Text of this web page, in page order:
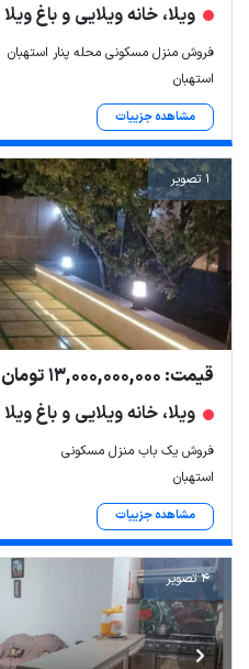
ویلا، خانه ویلایی و باغ ویلا
فروش منزل مسکونی محله پنار استهبان
استهبان
مشاهده جزییات
1 تصویر
قیمت: 13,000,000,000 تومان
ویلا، خانه ویلایی و باغ ویلا
فروش یک باب منزل مسکونی
استهبان
مشاهده جزییات
4 تصویر